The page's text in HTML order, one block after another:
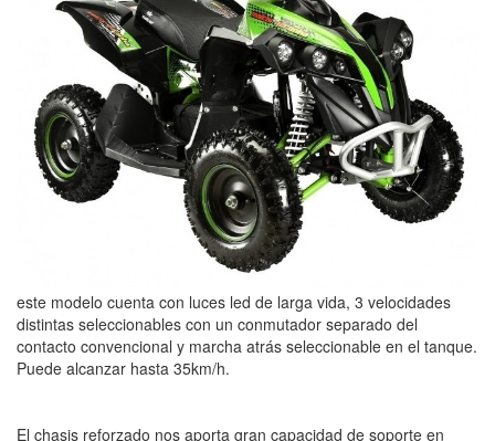
este modelo cuenta con luces led de larga vida, 3 velocidades
distintas seleccionables con un conmutador separado del
contacto convencional y marcha atrás seleccionable en el tanque.
Puede alcanzar hasta 35km/h.
El chasis reforzado nos aporta gran capacidad de soporte en